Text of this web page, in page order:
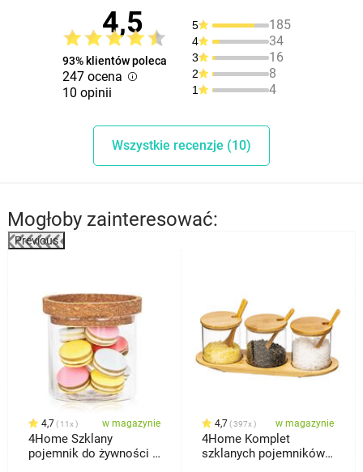
4,5
93% klientów poleca
247 ocena
10 opinii
5 185
4 34
3 16
2 8
1 4
Wszystkie recenzje (10)
Mogłoby zainteresować:
Previous
4,7 11x w magazynie
4Home Szklany
pojemnik do żywności z
4,7 397x w magazynie
4Home Komplet
szklanych pojemników z